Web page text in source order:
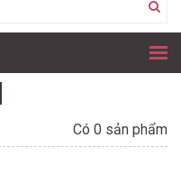
Có 0 sản phẩm